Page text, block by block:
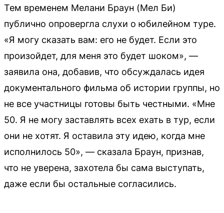
Тем временем Мелани Браун (Мел Би)
публично опровергла слухи о юбилейном туре.
«Я могу сказать вам: его не будет. Если это
произойдет, для меня это будет шоком», —
заявила она, добавив, что обсуждалась идея
документального фильма об истории группы, но
не все участницы готовы быть честными. «Мне
50. Я не могу заставлять всех ехать в тур, если
они не хотят. Я оставила эту идею, когда мне
исполнилось 50», — сказала Браун, признав,
что не уверена, захотела бы сама выступать,
даже если бы остальные согласились.